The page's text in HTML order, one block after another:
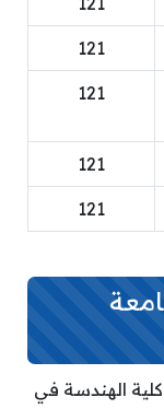
121
121
121
121
الهندسة في